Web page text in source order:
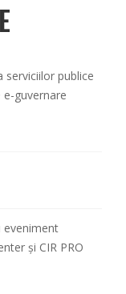
serviciilor publice
guvernare
eveniment
și CIR PRO